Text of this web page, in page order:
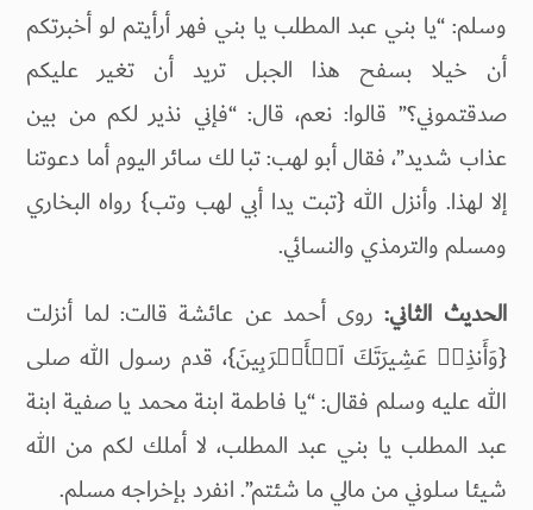
وسلم: “يا بني عبد المطلب يا بني فهر أرأيتم لو أخبرتكم
أن خيلا بسفح هذا الجبل تريد أن تغير عليكم
صدقتموني؟” قالوا: نعم، قال: “فإني نذير لكم من بين
عذاب شديد”، فقال أبو لهب: تبا لك سائر اليوم أما دعوتنا
إلا لهذا. وأنزل الله {تبت يدا أبي لهب وتب} رواه البخاري
ومسلم والترمذي والنسائي.
الحديث الثاني:روى أحمد عن عائشة قالت: لما أنزلت
{وَأَنذِرۡ عَشِیرَتَكَ ٱلۡأَقۡرَبِینَ}، قدم رسول الله صلى
الله عليه وسلم فقال: “يا فاطمة ابنة محمد يا صفية ابنة
عبد المطلب يا بني عبد المطلب، لا أملك لكم من الله
شيئا سلوني من مالي ما شئتم”. انفرد بإخراجه مسلم.